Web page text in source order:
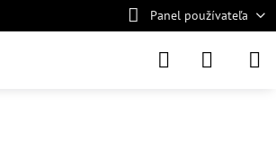
Panel používateľa